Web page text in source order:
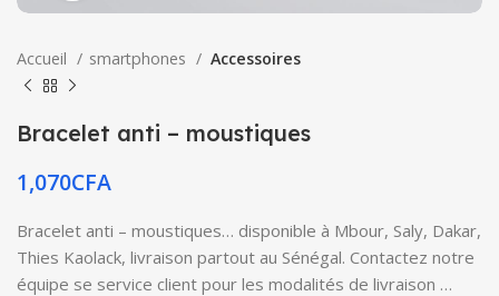
Accueil smartphones Accessoires
Bracelet anti – moustiques
1,070CFA
Bracelet anti – moustiques… disponible à Mbour, Saly, Dakar,
Thies Kaolack, livraison partout au Sénégal. Contactez notre
équipe se service client pour les modalités de livraison …